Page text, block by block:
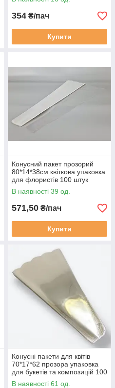
354 ₴/пач
Купити
Конусний пакет прозорий
80*14*38см квіткова упаковка
для флористів 100 штук
(2125079517)
В наявності 39 од.
571,50 ₴/пач
Купити
Конусні пакети для квітів
70*17*62 прозора упаковка
для букетів та композицій 100
штук (2125079519)
В наявності 61 од.